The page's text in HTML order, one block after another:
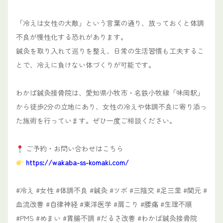
「冷えは女性の大敵」という言葉の通り、放っておくと体調
不良が慢性化する恐れがあります。
鍼灸を取り入れて巡りを整え、日常の生活習慣も工夫するこ
とで、冷えに負けない体づくりが可能です。
わかば鍼灸接骨院は、愛知県小牧市・名鉄小牧線「味岡駅」
から徒歩2分の立地にあり、女性の冷えや体調不良に寄り添っ
た施術を行っています。ぜひ一度ご相談ください。
ご予約・お問い合わせはこちら
https://wakaba-ss-komaki.com/
#冷え #女性 #体調不良 #鍼灸 #ツボ #三陰交 #足三里 #関元 #
血流改善 #自律神経 #東洋医学 #肩こり #腰痛 #生理不順
#PMS #めまい #胃腸不調 #だるさ改善 #わかば鍼灸接骨院